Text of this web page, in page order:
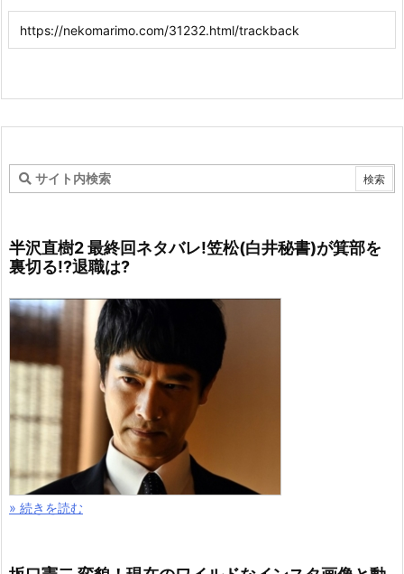
半沢直樹2 最終回ネタバレ!笠松(白井秘書)が箕部を
裏切る!?退職は?
» 続きを読む